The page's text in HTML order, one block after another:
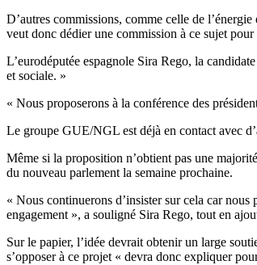
D’autres commissions, comme celle de
veut donc dédier une commission à ce sujet
L’eurodéputée espagnole Sira Rego, la
et sociale. »
« Nous proposerons à la conférence des
Le groupe GUE/NGL est déjà en contact avec
Même si la proposition n’obtient pas une
du nouveau parlement la semaine prochaine.
« Nous continuerons d’insister sur cela car
engagement », a souligné Sira Rego, tout en
Sur le papier, l’idée devrait obtenir un large
s’opposer à ce projet « devra donc expliquer